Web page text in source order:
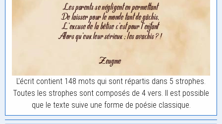
L'écrit contient 148 mots qui sont répartis dans 5 strophes.
Toutes les strophes sont composés de 4 vers. Il est possible
que le texte suive une forme de poésie classique.